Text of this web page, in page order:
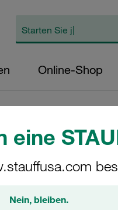
eine
Nein, bleiben.
Online-Shop